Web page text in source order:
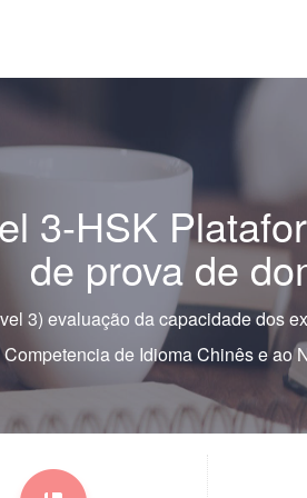
3-HSK
de prova de
3) evaluação da capacidade dos
de Idioma Chinês e ao